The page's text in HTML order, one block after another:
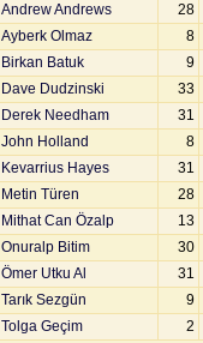
Andrew Andrews 28
Ayberk Olmaz
8
Birkan Batuk
9
Dave Dudzinski
33
Derek Needham
31
John Holland
8
Kevarrius Hayes
31
Metin Türen
28
Mithat Can Özalp
13
Onuralp Bitim
30
Ömer Utku Al
31
Tarık Sezgün
9
Tolga Geçim
2